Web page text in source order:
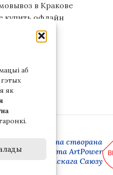
аб
як
версія сайта створана
рамках праекта ArtPower
Еўрапейскага Саюзу
в Кракове
купить офлайн
инвестора